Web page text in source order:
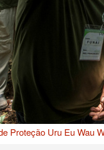
Proteção Uru Eu Wau